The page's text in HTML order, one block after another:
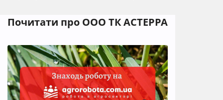
Почитати про ООО ТК АСТЕРРА